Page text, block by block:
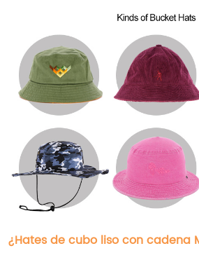
¿Hates de cubo liso con cadena